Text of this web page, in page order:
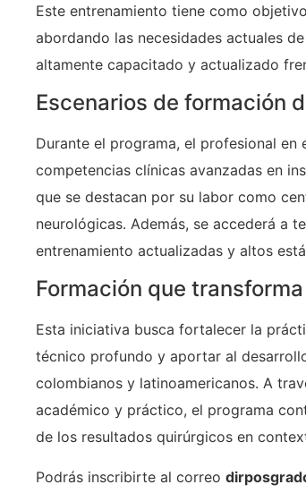
Este entrenamiento tiene como
abordando las necesidades actuales
altamente capacitado y actualizado
Escenarios de formación
Durante el programa, el profesional
competencias clínicas avanzadas en
que se destacan por su labor como
neurológicas. Además, se accederá a
entrenamiento actualizadas y altos
Formación que
Esta iniciativa busca fortalecer la
técnico profundo y aportar al
colombianos y latinoamericanos. A
académico y práctico, el programa
de los resultados quirúrgicos en
Podrás inscribirte al correo